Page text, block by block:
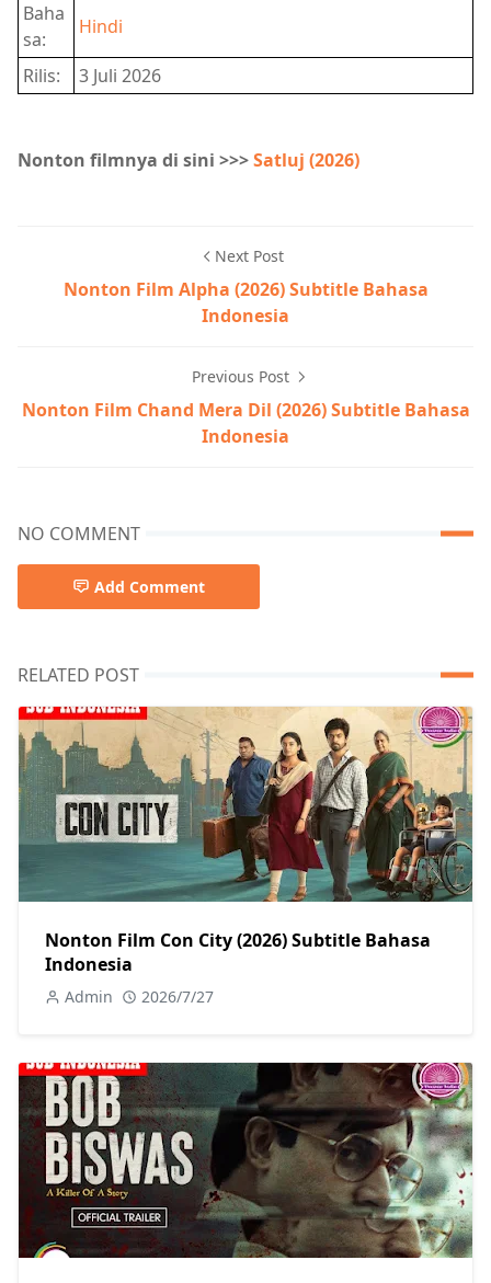
Baha
sa:
Hindi
Rilis: 3 Juli 2026
Nonton filmnya di sini >>>Satluj (2026)
Next Post
Nonton Film Alpha (2026) Subtitle Bahasa
Indonesia
Previous Post
Nonton Film Chand Mera Dil (2026) Subtitle Bahasa
Indonesia
NO COMMENT
Add Comment
RELATED POST
Nonton Film Con City (2026) Subtitle Bahasa
Indonesia
Admin 2026/7/27